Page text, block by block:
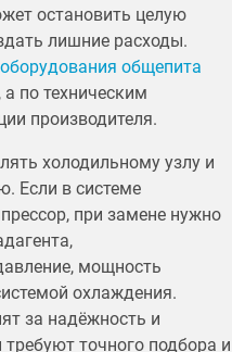
остановить целую
лишние расходы.
общепита
по техническим
производителя.
холодильному узлу и
Если в системе
при замене нужно
мощность
охлаждения.
за надёжность и
точного подбора и